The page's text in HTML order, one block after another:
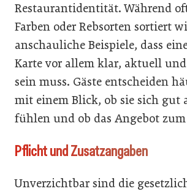
Restaurantidentität. Während
Farben oder Rebsorten sortiert
anschauliche Beispiele, dass
Karte vor allem klar, aktuell
sein muss. Gäste entscheiden
mit einem Blick, ob sie sich gut
fühlen und ob das Angebot zum
Pflicht und Zusatzangaben
Unverzichtbar sind die